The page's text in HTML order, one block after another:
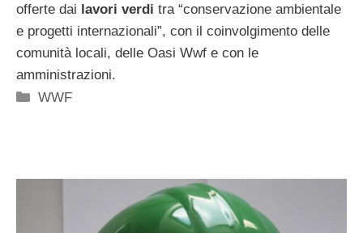
offerte dai lavori verdi tra “conservazione ambientale
e progetti internazionali”, con il coinvolgimento delle
comunità locali, delle Oasi Wwf e con le
amministrazioni.
Categorie
WWF